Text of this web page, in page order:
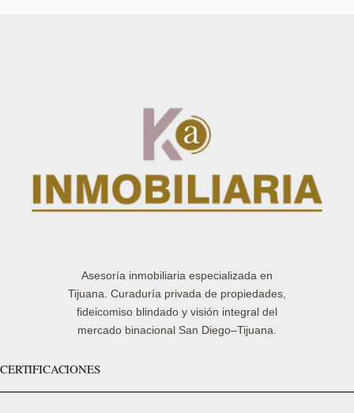
Asesoría inmobiliaria especializada en
Tijuana. Curaduría privada de propiedades,
fideicomiso blindado y visión integral del
mercado binacional San Diego–Tijuana.
CERTIFICACIONES